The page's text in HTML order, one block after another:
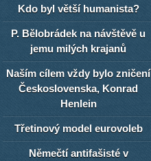
Kdo byl větší humanista?
P. Bělobrádek na návštěvě u
jemu milých krajanů
Naším cílem vždy bylo zničení
Československa, Konrad
Henlein
Třetinový model eurovoleb
Němečtí antifašisté v